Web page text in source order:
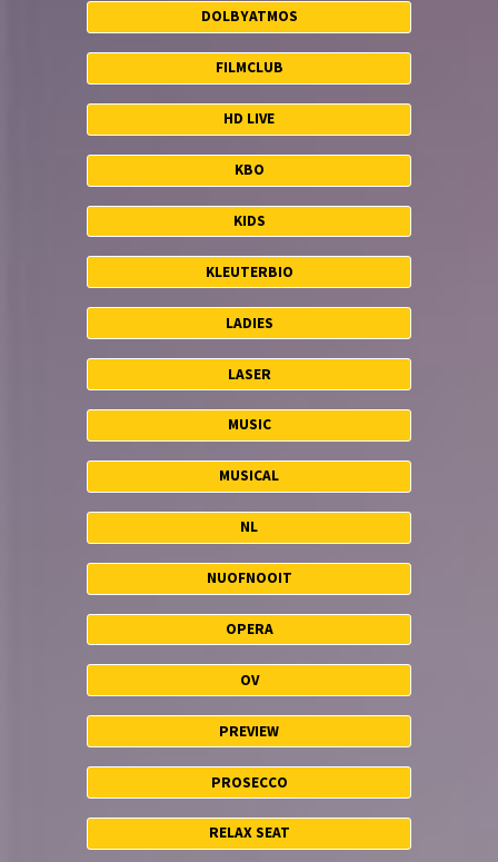
DOLBYATMOS
FILMCLUB
HD LIVE
KBO
KIDS
KLEUTERBIO
LADIES
LASER
MUSIC
MUSICAL
NL
NUOFNOOIT
OPERA
OV
PREVIEW
PROSECCO
RELAX SEAT